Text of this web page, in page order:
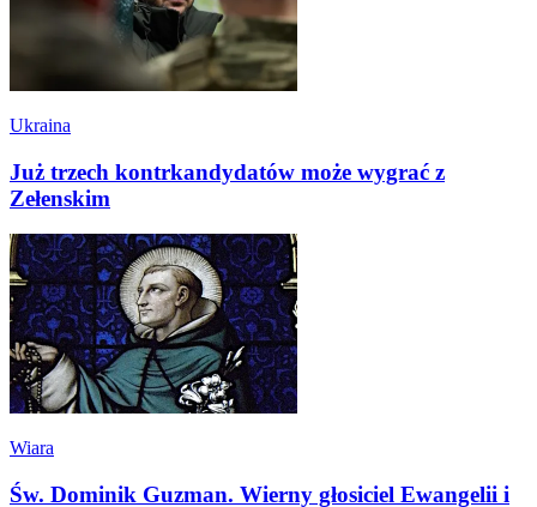
Ukraina
Już trzech kontrkandydatów może wygrać z
Zełenskim
Wiara
Św. Dominik Guzman. Wierny głosiciel Ewangelii i